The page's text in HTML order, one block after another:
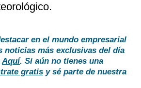
en el mundo empresarial
noticias más exclusivas del día
Aquí. Si aún no tienes una
gratis y sé parte de nuestra